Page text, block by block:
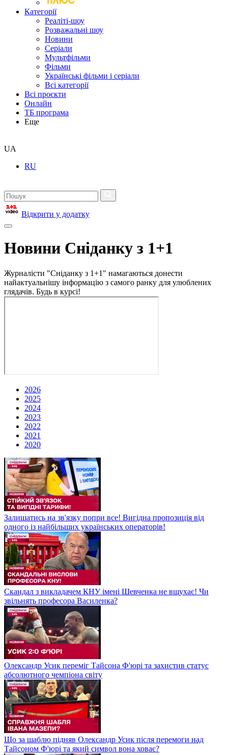
Категорії
Реаліті-шоу
Розважальні шоу
Новини
Серіали
Мультфільми
Фільми
Українські фільми і серіали
Всі категорії
Всі проєкти
Онлайн
ТБ програма
Еще
UA
RU
Відкрити у додатку
Новини Сніданку з 1+1
Журналісти "Сніданку з 1+1" намагаються донести
найактуальнішу інформацію з самого ранку для улюблених
глядачів. Будь в курсі!
2026
2025
2024
2023
2022
2021
2020
Залишатись на зв'язку попри все! Вигідна пропозиція від
одного із найбільших українських операторів!
Скандал з викладачем КНУ імені Шевченка не вщухає! Чи
звільнять професора Василенка?
Олександр Усик переміг Тайсона Ф'юрі та захистив статус
абсолютного чемпіона світу
Що за шаблю підняв Олександр Усик після перемоги над
Тайсоном Ф'юрі та який символ вона ховає?